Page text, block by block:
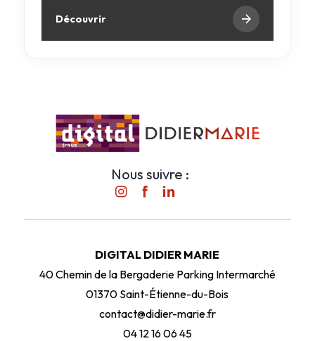
Découvrir
Nous suivre :
DIGITAL DIDIER MARIE
40 Chemin de la Bergaderie Parking Intermarché
01370 Saint-Étienne-du-Bois
contact@didier-marie.fr
04 12 16 06 45